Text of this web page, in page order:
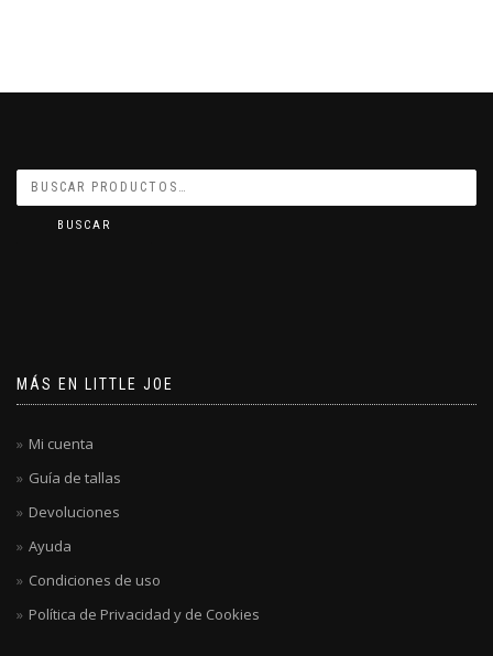
BUSCAR
MÁS EN LITTLE JOE
Mi cuenta
Guía de tallas
Devoluciones
Ayuda
Condiciones de uso
Política de Privacidad y de Cookies